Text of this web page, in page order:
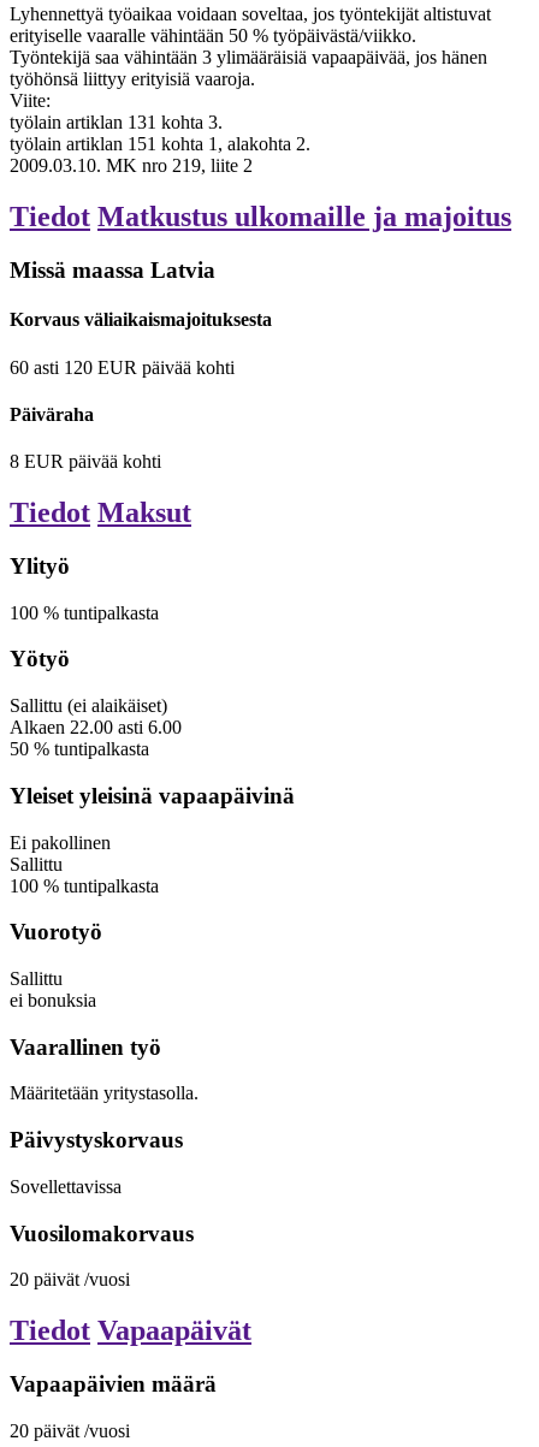
Lyhennettyä työaikaa voidaan soveltaa, jos työntekijät altistuvat
erityiselle vaaralle vähintään 50 % työpäivästä/viikko.
Työntekijä saa vähintään 3 ylimääräisiä vapaapäivää, jos hänen
työhönsä liittyy erityisiä vaaroja.
Viite:
työlain artiklan 131 kohta 3.
työlain artiklan 151 kohta 1, alakohta 2.
2009.03.10. MK nro 219, liite 2
Tiedot Matkustus ulkomaille ja majoitus
Missä maassa Latvia
Korvaus väliaikaismajoituksesta
60 asti 120 EUR päivää kohti
Päiväraha
8 EUR päivää kohti
Tiedot Maksut
Ylityö
100 % tuntipalkasta
Yötyö
Sallittu (ei alaikäiset)
Alkaen 22.00 asti 6.00
50 % tuntipalkasta
Yleiset yleisinä vapaapäivinä
Ei pakollinen
Sallittu
100 % tuntipalkasta
Vuorotyö
Sallittu
ei bonuksia
Vaarallinen työ
Määritetään yritystasolla.
Päivystyskorvaus
Sovellettavissa
Vuosilomakorvaus
20 päivät /vuosi
Tiedot Vapaapäivät
Vapaapäivien määrä
20 päivät /vuosi